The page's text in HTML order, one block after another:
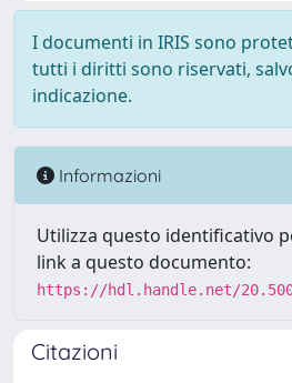
I documenti in IRIS sono
tutti i diritti sono riservati,
indicazione.
Informazioni
Utilizza questo identificativo
link a questo documento:
https://hdl.handle.net/
Citazioni